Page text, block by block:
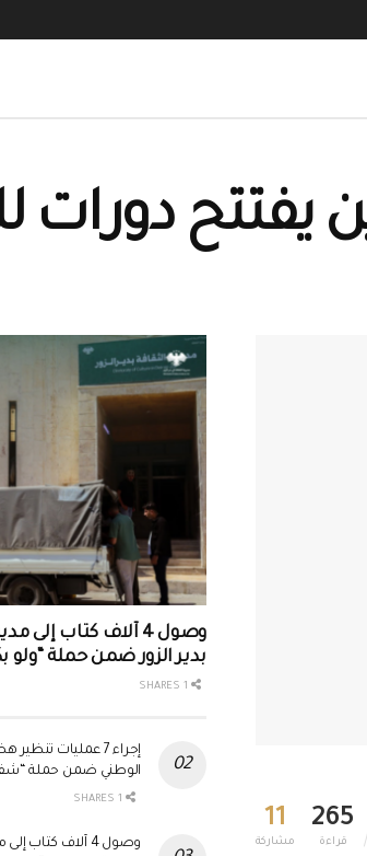
يفتتح دورات
11
مشاركة
265
قراءة
وصول 4 آلاف كتاب إلى
بدير الزور ضمن حملة “ولو
إجراء 7 عمليات
الوطني ضمن حملة “شفاء
وصول 4 آلاف كتاب